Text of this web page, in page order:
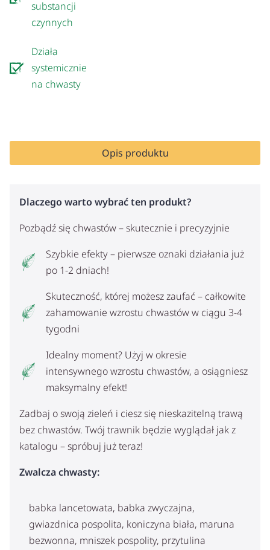
substancji
czynnych
Działa
systemicznie
na chwasty
Opis produktu
Dlaczego warto wybrać ten produkt?
Pozbądź się chwastów – skutecznie i precyzyjnie
Szybkie efekty – pierwsze oznaki działania już
po 1-2 dniach!
Skuteczność, której możesz zaufać – całkowite
zahamowanie wzrostu chwastów w ciągu 3-4
tygodni
Idealny moment? Użyj w okresie
intensywnego wzrostu chwastów, a osiągniesz
maksymalny efekt!
Zadbaj o swoją zieleń i ciesz się nieskazitelną trawą
bez chwastów. Twój trawnik będzie wyglądał jak z
katalogu – spróbuj już teraz!
Zwalcza chwasty:
babka lancetowata, babka zwyczajna,
gwiazdnica pospolita, koniczyna biała, maruna
bezwonna, mniszek pospolity, przytulina